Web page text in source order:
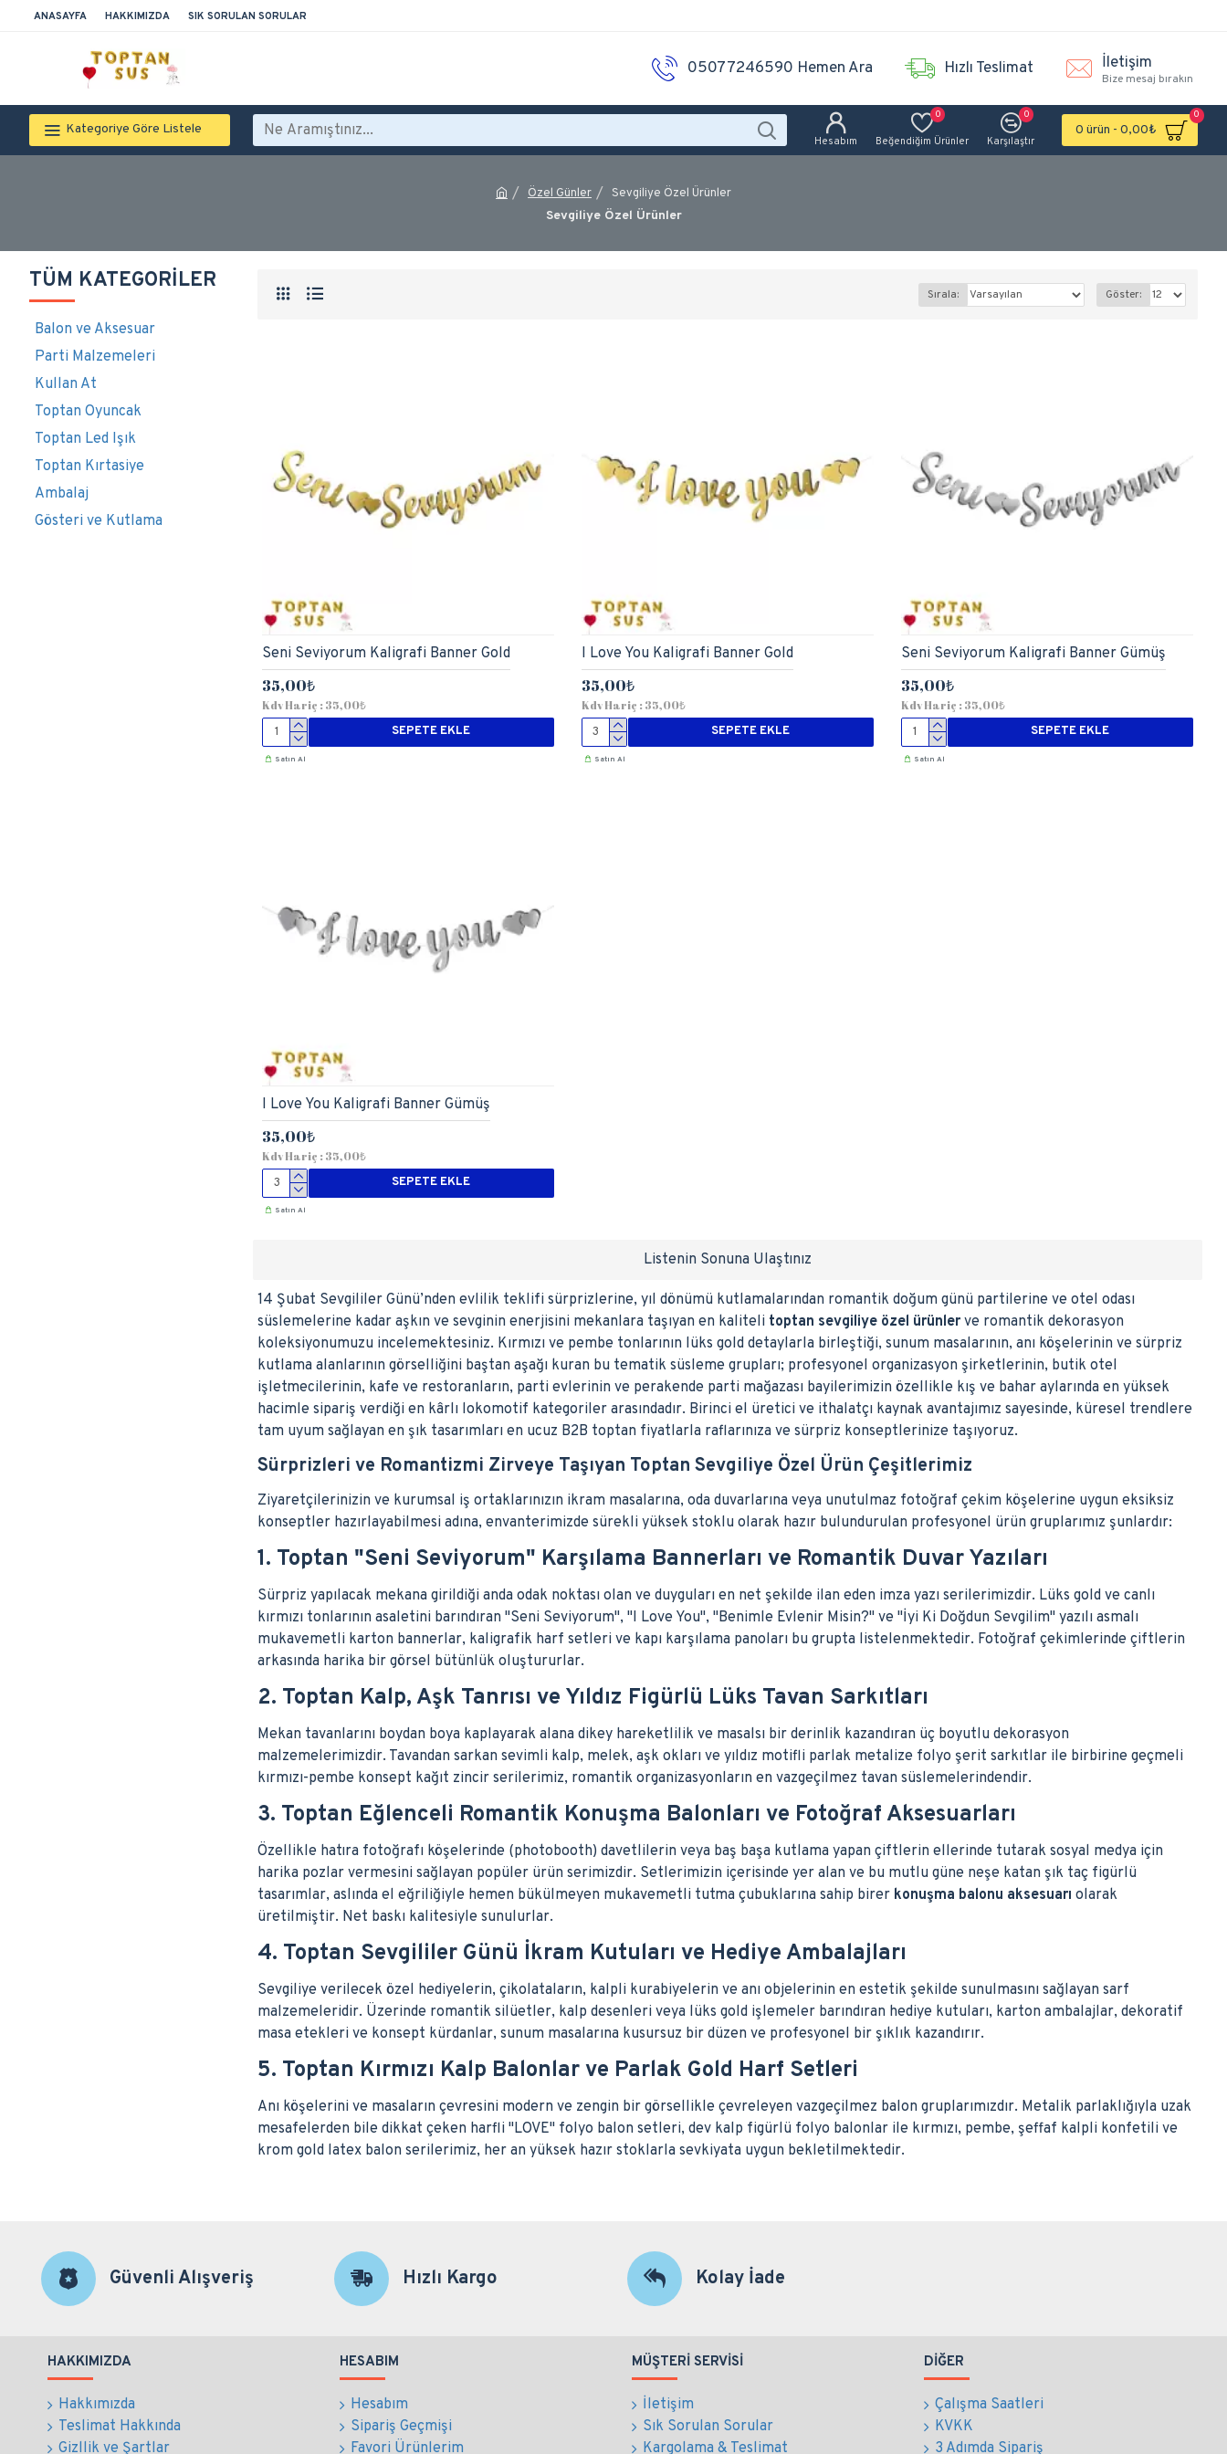
ANASAYFA HAKKIMIZDA SIK SORULAN SORULAR
05077246590 Hemen Ara Hızlı Teslimat İletişim
Bize mesaj bırakın
Kategoriye Göre Listele
Hesabım Beğendiğim Ürünler
0
Karşılaştır
0
0 ürün - 0,00₺
0
Özel Günler Sevgiliye Özel Ürünler
Sevgiliye Özel Ürünler
TÜM KATEGORILER
Balon ve Aksesuar
Parti Malzemeleri
Kullan At
Toptan Oyuncak
Toptan Led Işık
Toptan Kırtasiye
Ambalaj
Gösteri ve Kutlama
14 Şubat Sevgililer Günü’nden evlilik teklifi sürprizlerine, yıl dönümü kutlamalarından romantik doğum günü partilerine ve otel odası
süslemelerine kadar aşkın ve sevginin enerjisini mekanlara taşıyan en kaliteli toptan sevgiliye özel ürünler ve romantik dekorasyon
koleksiyonumuzu incelemektesiniz. Kırmızı ve pembe tonlarının lüks gold detaylarla birleştiği, sunum masalarının, anı köşelerinin ve sürpriz
kutlama alanlarının görselliğini baştan aşağı kuran bu tematik süsleme grupları; profesyonel organizasyon şirketlerinin, butik otel
işletmecilerinin, kafe ve restoranların, parti evlerinin ve perakende parti mağazası bayilerimizin özellikle kış ve bahar aylarında en yüksek
hacimle sipariş verdiği en kârlı lokomotif kategoriler arasındadır. Birinci el üretici ve ithalatçı kaynak avantajımız sayesinde, küresel trendlere
tam uyum sağlayan en şık tasarımları en ucuz B2B toptan fiyatlarla raflarınıza ve sürpriz konseptlerinize taşıyoruz.
Sürprizleri ve Romantizmi Zirveye Taşıyan Toptan Sevgiliye Özel Ürün Çeşitlerimiz
Ziyaretçilerinizin ve kurumsal iş ortaklarınızın ikram masalarına, oda duvarlarına veya unutulmaz fotoğraf çekim köşelerine uygun eksiksiz
konseptler hazırlayabilmesi adına, envanterimizde sürekli yüksek stoklu olarak hazır bulundurulan profesyonel ürün gruplarımız şunlardır:
1. Toptan "Seni Seviyorum" Karşılama Bannerları ve Romantik Duvar Yazıları
Sürpriz yapılacak mekana girildiği anda odak noktası olan ve duyguları en net şekilde ilan eden imza yazı serilerimizdir. Lüks gold ve canlı
kırmızı tonlarının asaletini barındıran "Seni Seviyorum", "I Love You", "Benimle Evlenir Misin?" ve "İyi Ki Doğdun Sevgilim" yazılı asmalı
mukavemetli karton bannerlar, kaligrafik harf setleri ve kapı karşılama panoları bu grupta listelenmektedir. Fotoğraf çekimlerinde çiftlerin
arkasında harika bir görsel bütünlük oluştururlar.
2. Toptan Kalp, Aşk Tanrısı ve Yıldız Figürlü Lüks Tavan Sarkıtları
Mekan tavanlarını boydan boya kaplayarak alana dikey hareketlilik ve masalsı bir derinlik kazandıran üç boyutlu dekorasyon
malzemelerimizdir. Tavandan sarkan sevimli kalp, melek, aşk okları ve yıldız motifli parlak metalize folyo şerit sarkıtlar ile birbirine geçmeli
kırmızı-pembe konsept kağıt zincir serilerimiz, romantik organizasyonların en vazgeçilmez tavan süslemelerindendir.
3. Toptan Eğlenceli Romantik Konuşma Balonları ve Fotoğraf Aksesuarları
Özellikle hatıra fotoğrafı köşelerinde (photobooth) davetlilerin veya baş başa kutlama yapan çiftlerin ellerinde tutarak sosyal medya için
harika pozlar vermesini sağlayan popüler ürün serimizdir. Setlerimizin içerisinde yer alan ve bu mutlu güne neşe katan şık taç figürlü
tasarımlar, aslında el eğriliğiyle hemen bükülmeyen mukavemetli tutma çubuklarına sahip birer konuşma balonu aksesuarı olarak
üretilmiştir. Net baskı kalitesiyle sunulurlar.
4. Toptan Sevgililer Günü İkram Kutuları ve Hediye Ambalajları
Sevgiliye verilecek özel hediyelerin, çikolataların, kalpli kurabiyelerin ve anı objelerinin en estetik şekilde sunulmasını sağlayan sarf
malzemeleridir. Üzerinde romantik silüetler, kalp desenleri veya lüks gold işlemeler barındıran hediye kutuları, karton ambalajlar, dekoratif
masa etekleri ve konsept kürdanlar, sunum masalarına kusursuz bir düzen ve profesyonel bir şıklık kazandırır.
5. Toptan Kırmızı Kalp Balonlar ve Parlak Gold Harf Setleri
Anı köşelerini ve masaların çevresini modern ve zengin bir görsellikle çevreleyen vazgeçilmez balon gruplarımızdır. Metalik parlaklığıyla uzak
mesafelerden bile dikkat çeken harfli "LOVE" folyo balon setleri, dev kalp figürlü folyo balonlar ile kırmızı, pembe, şeffaf kalpli konfetili ve
krom gold latex balon serilerimiz, her an yüksek hazır stoklarla sevkiyata uygun bekletilmektedir.
Sırala: Göster:
Seni Seviyorum Kaligrafi Banner Gold
35,00₺
Kdv Hariç : 35,00₺
SEPETE EKLE
Satın Al
I Love You Kaligrafi Banner Gold
35,00₺
Kdv Hariç : 35,00₺
SEPETE EKLE
Satın Al
Seni Seviyorum Kaligrafi Banner Gümüş
35,00₺
Kdv Hariç : 35,00₺
SEPETE EKLE
Satın Al
I Love You Kaligrafi Banner Gümüş
35,00₺
Kdv Hariç : 35,00₺
SEPETE EKLE
Satın Al
Listenin Sonuna Ulaştınız
Güvenli Alışveriş Hızlı Kargo Kolay İade
HAKKIMIZDA
Hakkımızda
Teslimat Hakkında
Gizllik ve Şartlar
HESABIM
Hesabım
Sipariş Geçmişi
Favori Ürünlerim
MÜŞTERI SERVISI
İletişim
Sık Sorulan Sorular
Kargolama & Teslimat
DIĞER
Çalışma Saatleri
KVKK
3 Adımda Sipariş